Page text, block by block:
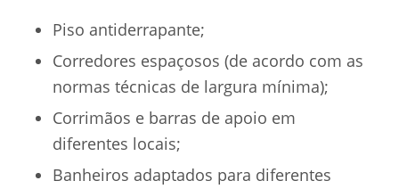
Piso antiderrapante;
Corredores espaçosos (de acordo com as
normas técnicas de largura mínima);
Corrimãos e barras de apoio em
diferentes locais;
Banheiros adaptados para diferentes